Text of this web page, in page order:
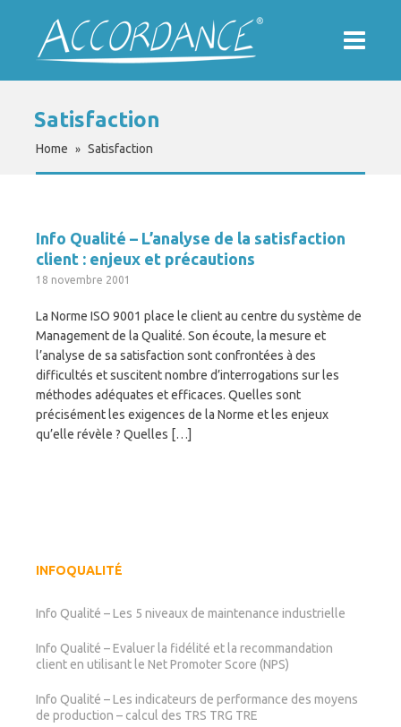
Satisfaction
Home » Satisfaction
Info Qualité – L’analyse de la satisfaction
client : enjeux et précautions
18 novembre 2001
La Norme ISO 9001 place le client au centre du système de
Management de la Qualité. Son écoute, la mesure et
l’analyse de sa satisfaction sont confrontées à des
difficultés et suscitent nombre d’interrogations sur les
méthodes adéquates et efficaces. Quelles sont
précisément les exigences de la Norme et les enjeux
qu’elle révèle ? Quelles […]
INFOQUALITÉ
Info Qualité – Les 5 niveaux de maintenance industrielle
Info Qualité – Evaluer la fidélité et la recommandation
client en utilisant le Net Promoter Score (NPS)
Info Qualité – Les indicateurs de performance des moyens
de production – calcul des TRS TRG TRE